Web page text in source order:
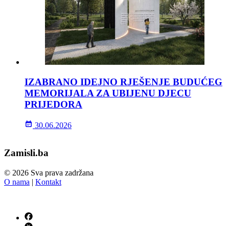
IZABRANO IDEJNO RJEŠENJE BUDUĆEG
MEMORIJALA ZA UBIJENU DJECU
PRIJEDORA
30.06.2026
Zamisli.ba
© 2026 Sva prava zadržana
O nama | Kontakt